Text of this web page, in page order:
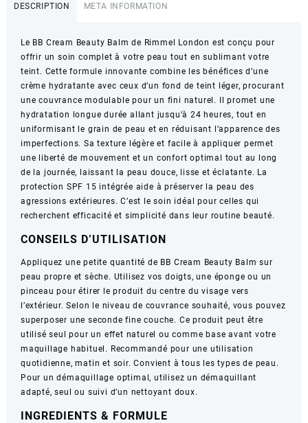
Cream
Beauty
Balm
–
Hydratation
longue
durée
et
teint
unifié
–
30ml
light
DESCRIPTION META INFORMATION
Le BB Cream Beauty Balm de Rimmel London est conçu pour
offrir un soin complet à votre peau tout en sublimant votre
teint. Cette formule innovante combine les bénéfices d’une
crème hydratante avec ceux d’un fond de teint léger, procurant
une couvrance modulable pour un fini naturel. Il promet une
hydratation longue durée allant jusqu’à 24 heures, tout en
uniformisant le grain de peau et en réduisant l’apparence des
imperfections. Sa texture légère et facile à appliquer permet
une liberté de mouvement et un confort optimal tout au long
de la journée, laissant la peau douce, lisse et éclatante. La
protection SPF 15 intégrée aide à préserver la peau des
agressions extérieures. C’est le soin idéal pour celles qui
recherchent efficacité et simplicité dans leur routine beauté.
CONSEILS D’UTILISATION
Appliquez une petite quantité de BB Cream Beauty Balm sur
peau propre et sèche. Utilisez vos doigts, une éponge ou un
pinceau pour étirer le produit du centre du visage vers
l’extérieur. Selon le niveau de couvrance souhaité, vous pouvez
superposer une seconde fine couche. Ce produit peut être
utilisé seul pour un effet naturel ou comme base avant votre
maquillage habituel. Recommandé pour une utilisation
quotidienne, matin et soir. Convient à tous les types de peau.
Pour un démaquillage optimal, utilisez un démaquillant
adapté, seul ou suivi d’un nettoyant doux.
INGREDIENTS & FORMULE